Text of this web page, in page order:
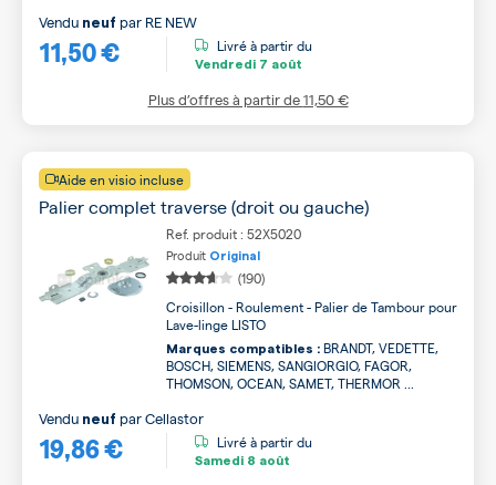
11,50 €
Vendu neuf par RE NEW
Livré à partir du
Vendredi 7 août
Plus d’offres à partir de11,50 €
Aide en visio incluse
Palier complet traverse (droit ou gauche)
Ref. produit : 52X5020
Produit Original
(190)
Croisillon - Roulement - Palier de Tambour pour
Lave-linge LISTO
Marques compatibles : BRANDT, VEDETTE,
BOSCH, SIEMENS, SANGIORGIO, FAGOR,
THOMSON, OCEAN, SAMET, THERMOR ...
19,86 €
Vendu neuf parCellastor
Livré à partir du
Samedi 8 août